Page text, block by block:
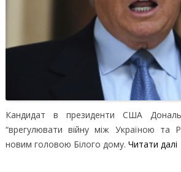
Кандидат в президенти США
“врегулювати війну між Україною та
новим головою Білого дому. Читати далі